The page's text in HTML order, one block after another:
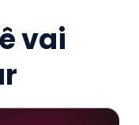
vai